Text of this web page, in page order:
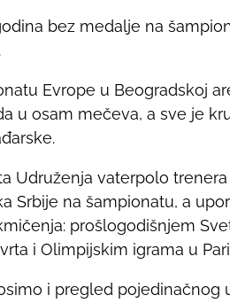
bez medalje na
Evrope u Beogradskoj
u osam mečeva, a sve je
Udruženja vaterpolo
Srbije na šampionatu, a
prošlogodišnjem
i Olimpijskim igrama u
i pregled pojedinačnog